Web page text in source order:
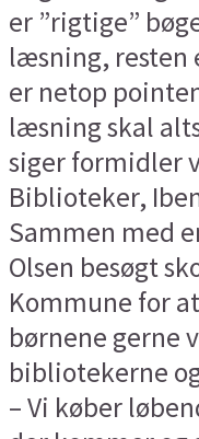
er ”rigtige”
læsning, resten
er netop
læsning skal
siger formidler
Biblioteker,
Sammen med
Olsen besøgt
Kommune for
børnene gerne
bibliotekerne
– Vi køber